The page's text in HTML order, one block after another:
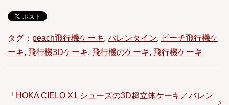
タグ： peach飛行機ケーキ, バレンタイン, ピーチ飛行機ケ
ーキ, 飛行機3Dケーキ, 飛行機のケーキ, 飛行機ケーキ
「 HOKA CIELO X1 シューズの3D超立体ケーキ／バレン